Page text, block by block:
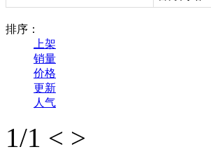
排序：
上架
销量
价格
更新
人气
1/1 < >